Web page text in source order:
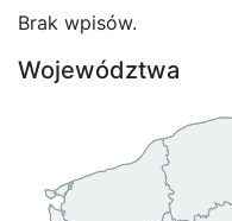
Brak wpisów.
Województwa